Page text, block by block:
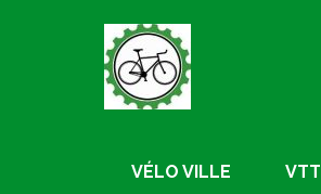
VÉLO VILLE VTT